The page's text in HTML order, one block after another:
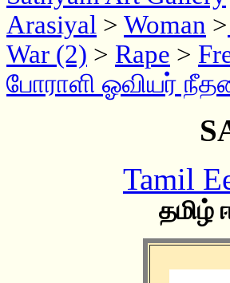
Arasiyal > Woman >
War (2) > Rape >
போராளி ஓவியர்
Tamil
தமிழ்